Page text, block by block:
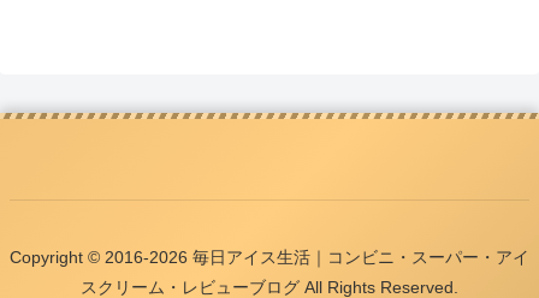
Copyright © 2016-2026 毎日アイス生活｜コンビニ・スーパー・アイ
スクリーム・レビューブログ All Rights Reserved.